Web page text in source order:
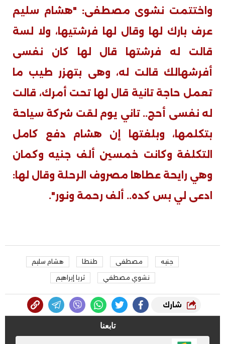
واختتمت نشوى مصطفى: "هشام سليم
عرف بارك لها وقال لها فرشتيها، ولا لسة
قالت له فرشتها قال لها كان نفسى
أفرشهالك قالت له، وهى بتهزر طيب ما
تعمل حاجة تانية قال لها تحت أمرك، قالت
له نفسى أحج.. تاني يوم لقت شركة سياحة
بتكلمها، وبلغتها إن هشام دفع كامل
التكلفة وكانت خمسين ألف جنيه وكمان
وهي رايحة عطاها مصروف الرحلة وقال لها:
ادعى لي بس كده.. ألف رحمة ونور".
جنيه مصطفى طنطا هشام سليم
نشوي مصطفي ثريا إبراهيم
شارك
تابعنا